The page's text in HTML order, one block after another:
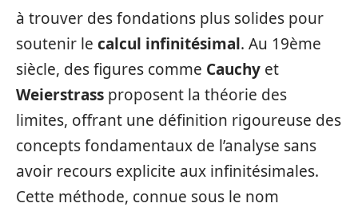
à trouver des fondations plus solides pour
soutenir le calcul infinitésimal. Au 19ème
siècle, des figures comme Cauchy et
Weierstrass proposent la théorie des
limites, offrant une définition rigoureuse des
concepts fondamentaux de l’analyse sans
avoir recours explicite aux infinitésimales.
Cette méthode, connue sous le nom